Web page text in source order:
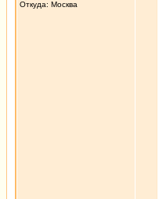
Откуда: Москва